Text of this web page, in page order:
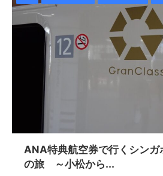
ANA特典航空券で行くシンガ
の旅 ～小松から...